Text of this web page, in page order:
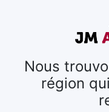
Nous
région